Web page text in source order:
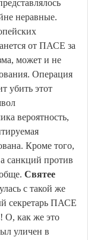
неравные.
от ПАСЕ за
может и не
Операция
убить этот
вероятность,
Кроме того,
санкций против
Святее
с такой же
секретарь ПАСЕ
О, как же это
уличен в